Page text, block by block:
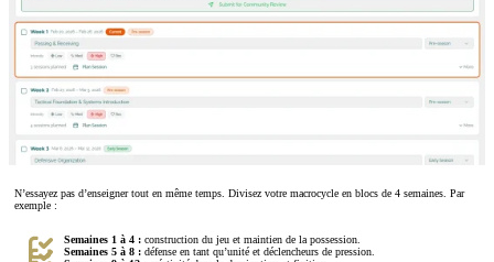
N’essayez pas d’enseigner tout en même temps. Divisez votre macrocycle en blocs de 4 semaines. Par
exemple :
Semaines 1 à 4 : construction du jeu et maintien de la possession.
Semaines 5 à 8 : défense en tant qu’unité et déclencheurs de pression.